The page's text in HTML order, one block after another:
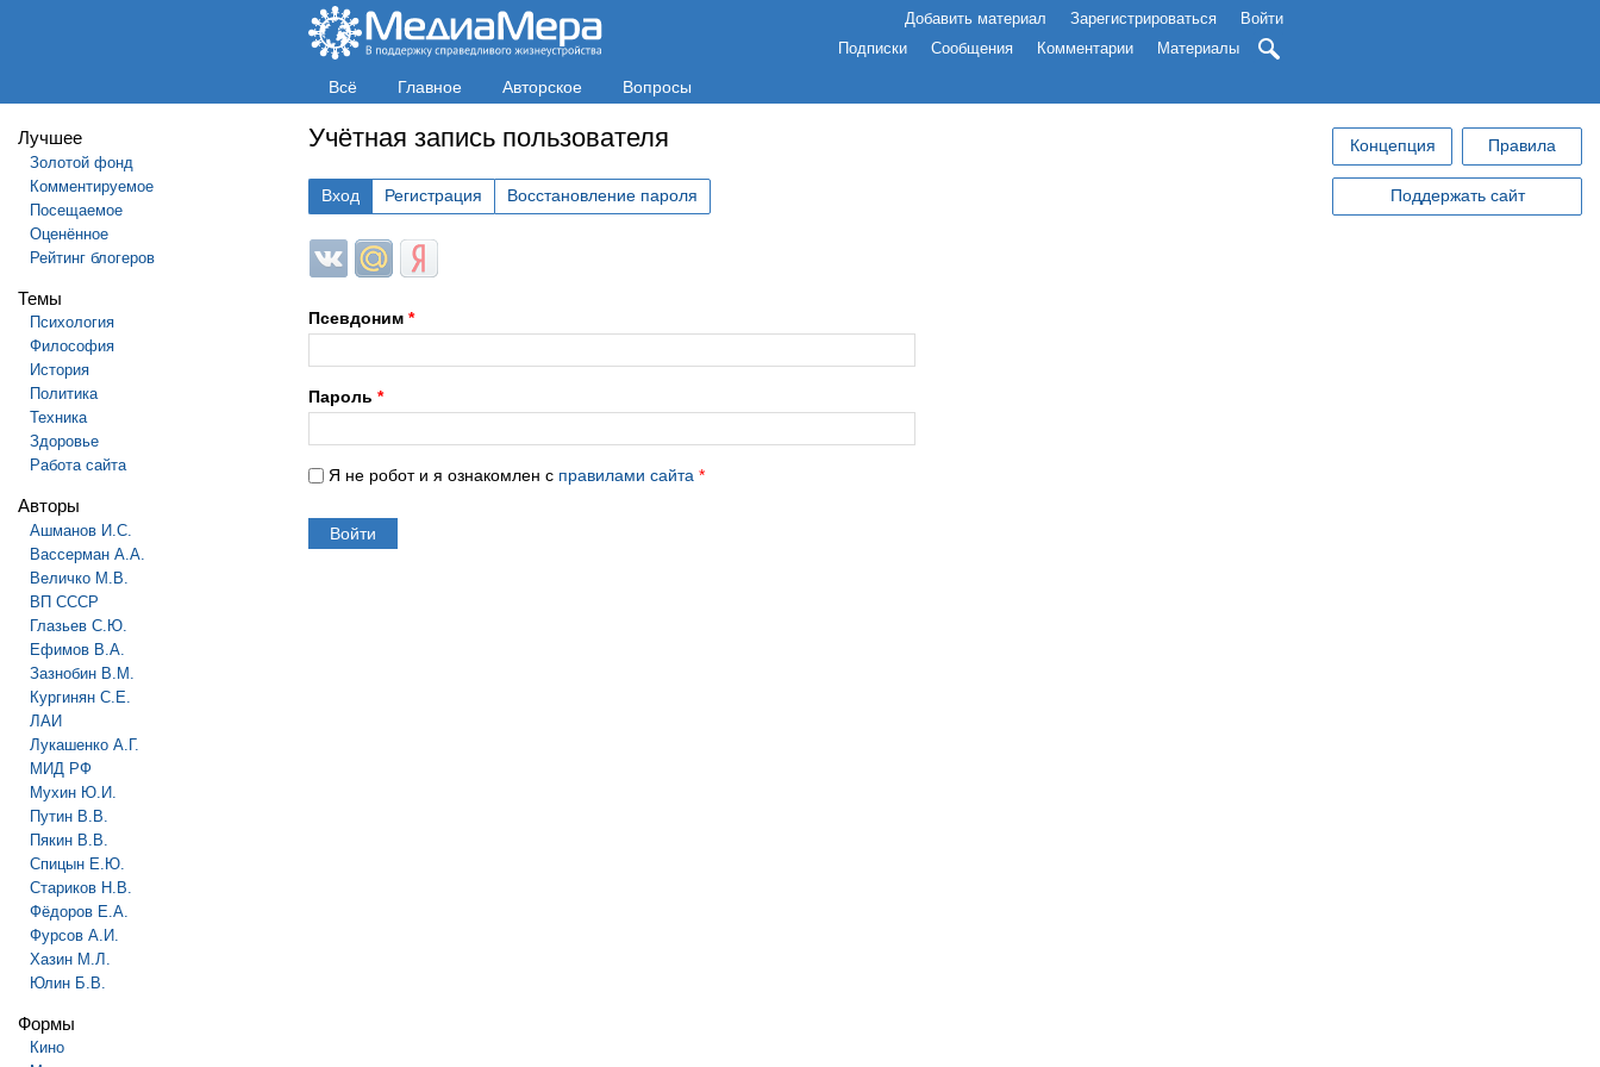
Добавить материал Зарегистрироваться
Войти
Подписки
Сообщения Комментарии Материалы
Всё Главное Авторское Вопросы
Лучшее
Золотой фонд
Комментируемое
Посещаемое
Оценённое
Рейтинг блогеров
Темы
Психология
Философия
История
Политика
Техника
Здоровье
Работа сайта
Авторы
Ашманов И.С.
Вассерман А.А.
Величко М.В.
ВП СССР
Глазьев С.Ю.
Ефимов В.А.
Зазнобин В.М.
Кургинян С.Е.
ЛАИ
Лукашенко А.Г.
МИД РФ
Мухин Ю.И.
Путин В.В.
Пякин В.В.
Спицын Е.Ю.
Стариков Н.В.
Фёдоров Е.А.
Фурсов А.И.
Хазин М.Л.
Юлин Б.В.
Формы
Кино
Учётная запись пользователя
Вход Регистрация Восстановление пароля
Login with ВКонтакте
Login with Mail.ru
Login with Яндекс
Псевдоним *
Пароль *
Я не робот и я ознакомлен с правилами сайта *
Концепция Правила
Поддержать сайт